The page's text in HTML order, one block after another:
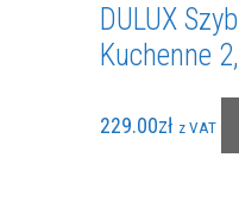
DULUX
Kuchenne
229.00zł z VAT